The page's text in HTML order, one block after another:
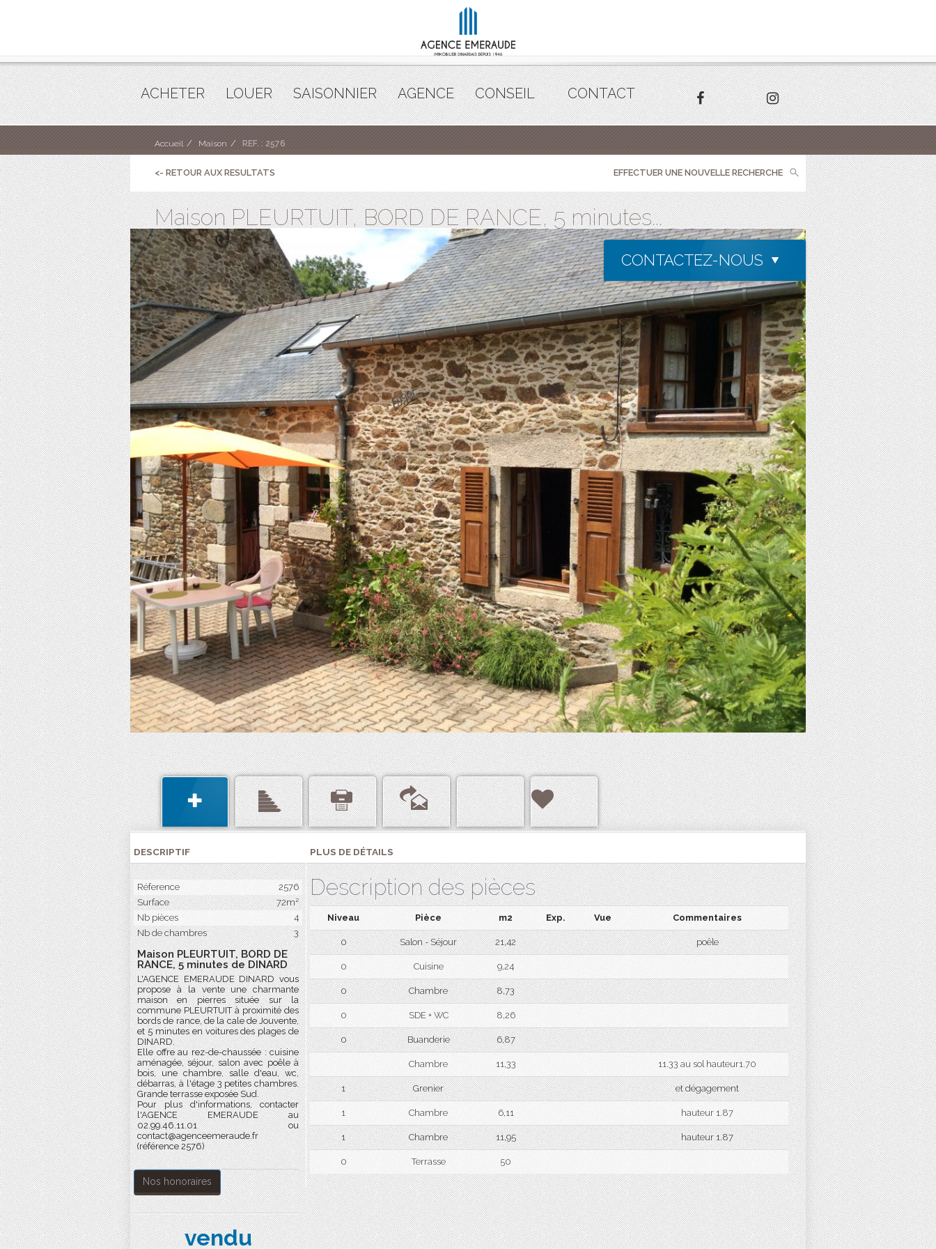
ACHETER LOUER SAISONNIER AGENCE CONSEIL CONTACT
Accueil Maison REF. : 2576
<- RETOUR AUX RESULTATS EFFECTUER UNE NOUVELLE RECHERCHE
Maison PLEURTUIT, BORD DE RANCE, 5 minutes...
CONTACTEZ-NOUS
DESCRIPTIF
Réference
2576
Surface
72m²
Nb pièces
4
Nb de chambres
3
Maison PLEURTUIT, BORD DE
RANCE, 5 minutes de DINARD
L'AGENCE EMERAUDE DINARD vous
propose à la vente une charmante
maison en pierres située sur la
commune PLEURTUIT à proximité des
bords de rance, de la cale de Jouvente,
et 5 minutes en voitures des plages de
DINARD.
Elle offre au rez-de-chaussée : cuisine
aménagée, séjour, salon avec poêle à
bois, une chambre, salle d'eau, wc,
débarras, à l'étage 3 petites chambres.
Grande terrasse exposée Sud.
Pour plus d'informations, contacter
l'AGENCE EMERAUDE au
02.99.46.11.01 ou
contact@agenceemeraude.fr
(référence 2576)
Nos honoraires
vendu
PLUS DE DÉTAILS
Description des pièces
Niveau Pièce m2 Exp. Vue Commentaires
0 Salon - Séjour 21,42 poêle
0 Cuisine 9,24
0 Chambre 8,73
0 SDE + WC 8,26
0 Buanderie 6,87
Chambre 11,33 11.33 au sol hauteur1.70
1 Grenier et dégagement
1 Chambre 6,11 hauteur 1.87
1 Chambre 11,95 hauteur 1.87
0 Terrasse 50